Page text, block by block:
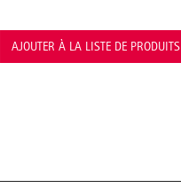
AJOUTER À LA LISTE DE PRODUITS